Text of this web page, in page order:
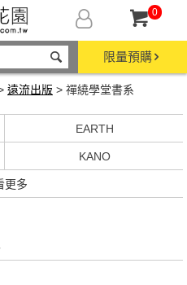
0
限量預購
遠流出版 > 禪繞學堂書系
EARTH
KANO
更多